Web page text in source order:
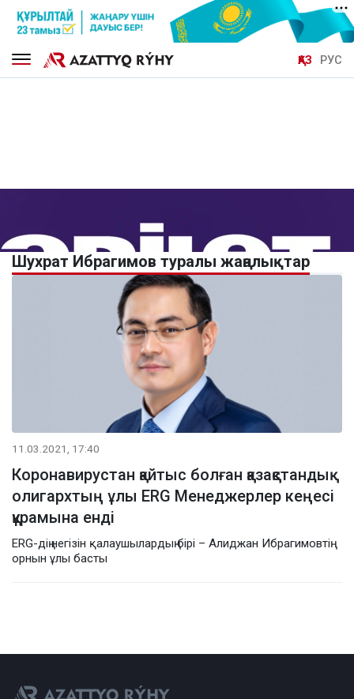
ҚАЗ РУС
Шухрат Ибрагимов туралы жаңалықтар
11.03.2021, 17:40
Коронавирустан қайтыс болған қазақстандық
олигархтың ұлы ERG Менеджерлер кеңесі
құрамына енді
ERG-дің негізін қалаушылардың бірі – Алиджан Ибрагимовтің
орнын ұлы басты